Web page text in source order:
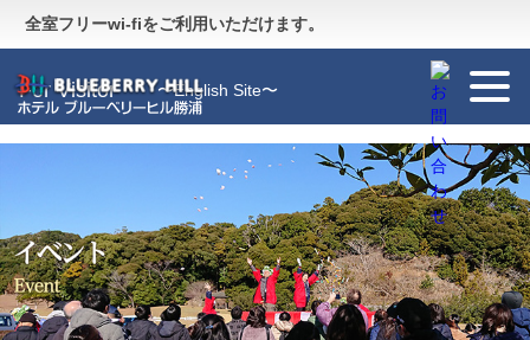
全室フリーwi-fiをご利用いただけます。
Guide 〜施設のご案内〜
For Visitor 〜English Site〜